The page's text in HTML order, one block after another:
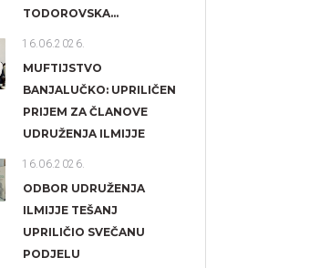
TODOROVSKA...
16.06.2026.
MUFTIJSTVO
BANJALUČKO: UPRILIČEN
PRIJEM ZA ČLANOVE
UDRUŽENJA ILMIJJE
16.06.2026.
ODBOR UDRUŽENJA
ILMIJJE TEŠANJ
UPRILIČIO SVEČANU
PODJELU